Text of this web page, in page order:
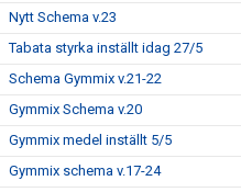
Nytt Schema v.23
Tabata styrka inställt idag 27/5
Schema Gymmix v.21-22
Gymmix Schema v.20
Gymmix medel inställt 5/5
Gymmix schema v.17-24